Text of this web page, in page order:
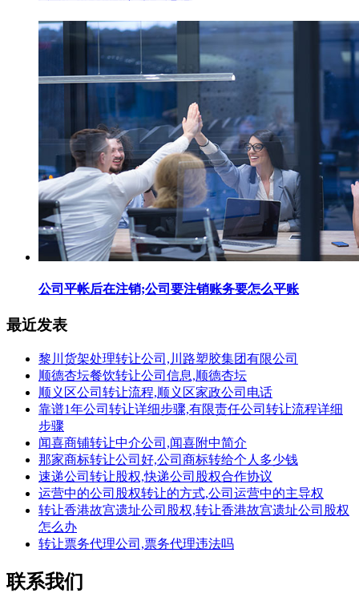
公司平帐后在注销;公司要注销账务要怎么平账
最近发表
黎川货架处理转让公司,川路塑胶集团有限公司
顺德杏坛餐饮转让公司信息,顺德杏坛
顺义区公司转让流程,顺义区家政公司电话
靠谱1年公司转让详细步骤,有限责任公司转让流程详细
步骤
闻喜商铺转让中介公司,闻喜附中简介
那家商标转让公司好,公司商标转给个人多少钱
速递公司转让股权,快递公司股权合作协议
运营中的公司股权转让的方式,公司运营中的主导权
转让香港故宫遗址公司股权,转让香港故宫遗址公司股权
怎么办
转让票务代理公司,票务代理违法吗
联系我们